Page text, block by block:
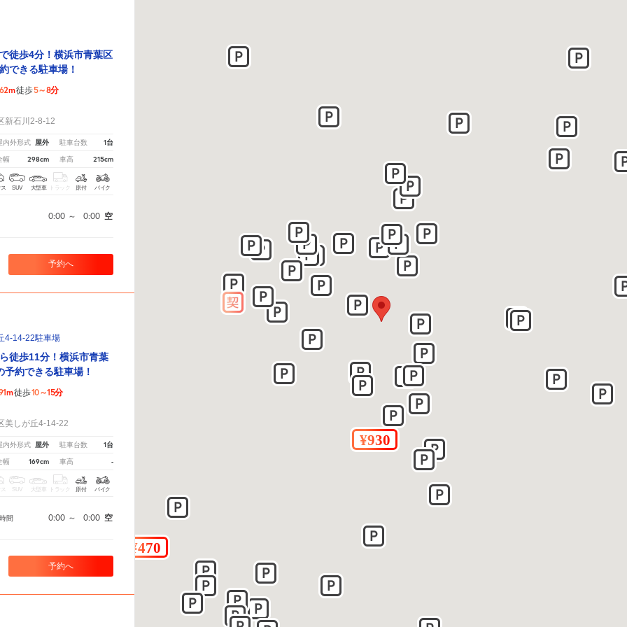
徒歩4分！横浜市青葉区
できる駐車場！
徒歩5～8分
新石川2-8-12
内外形式 屋外 駐車台数 1台
幅 298cm 車高 215cm
SUV 大型車 トラック 原付 バイク
0:00 ～ 0:00 空
予約へ
4-14-22駐車場
徒歩11分！横浜市青葉
約できる駐車場！
徒歩10～15分
美しが丘4-14-22
内外形式 屋外 駐車台数 1台
幅 169cm 車高 -
SUV 大型車 トラック 原付 バイク
時間 0:00 ～ 0:00 空
予約へ